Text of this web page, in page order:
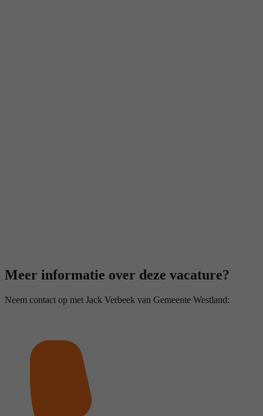
Meer informatie over deze vacature?
Neem contact op met Jack Verbeek van Gemeente Westland: